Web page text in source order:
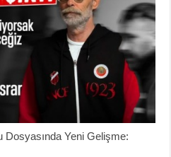
Yeni Gelişme: